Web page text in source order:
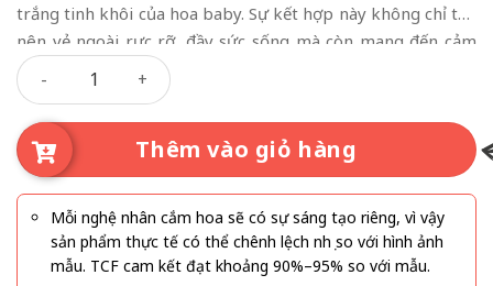
trắng tinh khôi của hoa baby. Sự kết hợp này không chỉ tạo
nên vẻ ngoài rực rỡ, đầy sức sống mà còn mang đến cảm
giác ngọt ngào, lãng mạn. Các bông hoa hồng được chọn kỹ
lưỡng, nở tròn đầy, kết hợp với các nhánh baby nhỏ xinh
giúp bó hoa thêm mềm mại, đầy đặn, đồng thời dễ dàng
phối hợp với váy cưới, trang trí không gian và các phụ kiện
khác. Đây là lựa chọn lý tưởng cho những cô dâu muốn thể
hiện phong cách thanh lịch, nữ tính nhưng vẫn hiện đại,
tươi tắn.
Bó Hoa Cưới Hoa Hồng Mix Baby Gả Cho Người Em Yêu-
Thêm vào giỏ hàng
Mỗi nghệ nhân cắm hoa sẽ có sự sáng tạo riêng, vì vậy
sản phẩm thực tế có thể chênh lệch nhẹ so với hình ảnh
mẫu. TCF cam kết đạt khoảng 90%–95% so với mẫu.